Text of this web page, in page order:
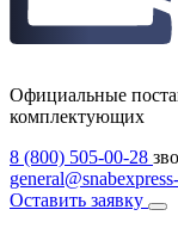
Официальные
комплектующих
8 (800) 505-00-28
Оставить заявку